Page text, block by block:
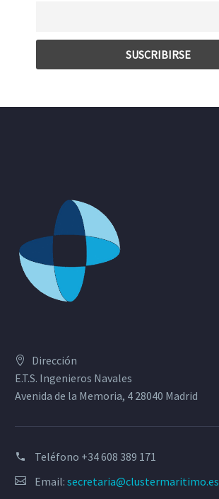
Dirección
E.T.S. Ingenieros Navales
Avenida de la Memoria, 4 28040 Madrid
Teléfono +34 608 389 171
Email: secretaria@clustermaritimo.es